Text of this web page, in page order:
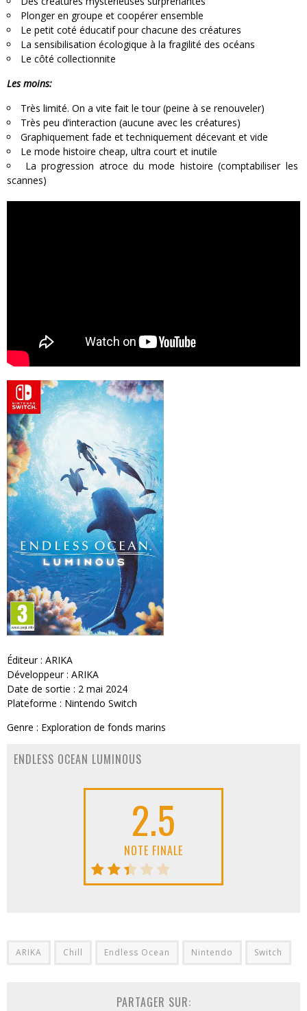
Plonger en groupe et coopérer ensemble
Le petit coté éducatif pour chacune des créatures
La sensibilisation écologique à la fragilité des océans
Le côté collectionnite
Les moins:
Très limité. On a vite fait le tour (peine à se renouveler)
Très peu d’interaction (aucune avec les créatures)
Graphiquement fade et techniquement décevant et vide
Le mode histoire cheap, ultra court et inutile
La progression atroce du mode histoire (comptabiliser les
scannes)
Éditeur : ARIKA
Développeur : ARIKA
Date de sortie : 2 mai 2024
Plateforme : Nintendo Switch
Genre : Exploration de fonds marins
ENDLESS OCEAN LUMINOUS
2.5
NOTE FINALE
ARIKA Chill Endless Ocean Nintendo Switch
PARTAGER SUR: